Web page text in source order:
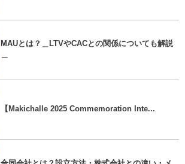
MAUとは？＿LTVやCACとの関係についても解説
【Makichalle 2025 Commemoration Inte...